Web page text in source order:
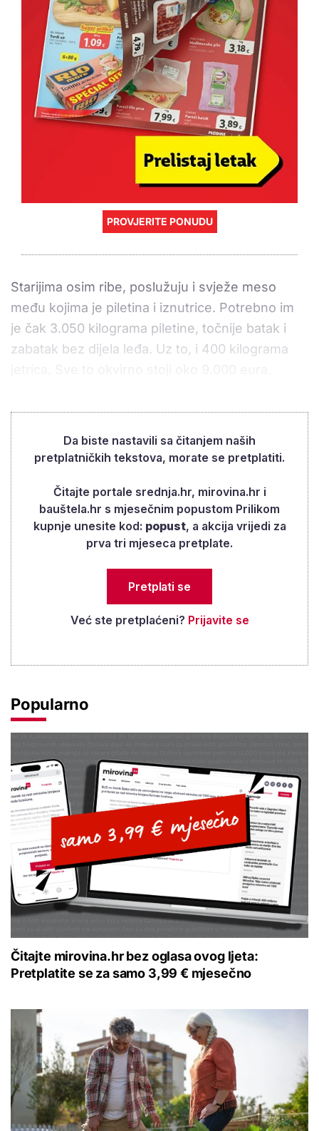
PROVJERITE PONUDU
Starijima osim ribe, poslužuju i svježe meso
među kojima je piletina i iznutrice. Potrebno im
je čak 3.050 kilograma piletine, točnije batak i
zabatak bez dijela leđa. Uz to, i 400 kilograma
puno traže, ali ponuda je slabija, o čemu smo
pisali
Da biste nastavili sa čitanjem naših
pretplatničkih tekstova, morate se pretplatiti.
Čitajte portale srednja.hr, mirovina.hr i
bauštela.hr s mjesečnim popustom Prilikom
kupnje unesite kod: popust, a akcija vrijedi za
prva tri mjeseca pretplate.
Pretplati se
Već ste pretplaćeni? Prijavite se
Popularno
Čitajte mirovina.hr bez oglasa ovog ljeta:
Pretplatite se za samo 3,99 € mjesečno